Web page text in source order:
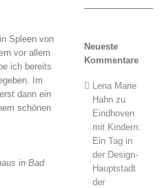
Spleen von
vor allem
ich bereits
Im
dann ein
schönen
in Bad
Neueste
Kommentare
Lena Marie
Hahnzu
Eindhoven
mit Kindern:
Ein Tag in
der Design-
Hauptstadt
der